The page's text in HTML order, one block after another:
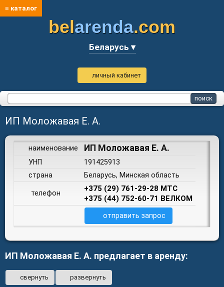
≡ каталог
belarenda.com
Беларусь ▾
личный кабинет
ИП Моложавая Е. А.
наименование ИП Моложавая Е. А.
УНП
191425913
страна
Беларусь, Минская область
телефон
+375 (29) 761-29-28 МТС
+375 (44) 752-60-71 ВЕЛКОМ
отправить запрос
ИП Моложавая Е. А. предлагает в аренду:
свернуть развернуть